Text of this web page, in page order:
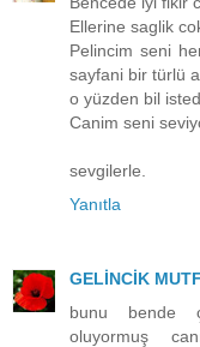
Ellerine saglik
Pelincim seni
sayfani bir türlü
o yüzden bil
Canim seni
sevgilerle.
Yanıtla
GELİNCİK
bunu bende
oluyormuş